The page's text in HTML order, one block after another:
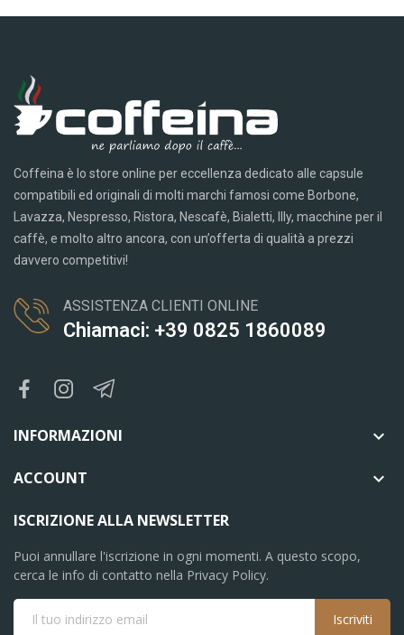
Coffeina è lo store online per eccellenza dedicato alle capsule
compatibili ed originali di molti marchi famosi come Borbone,
Lavazza, Nespresso, Ristora, Nescafè, Bialetti, Illy, macchine per il
caffè, e molto altro ancora, con un’offerta di qualità a prezzi
davvero competitivi!
ASSISTENZA CLIENTI ONLINE
Chiamaci: +39 0825 1860089
INFORMAZIONI 
ACCOUNT 
ISCRIZIONE ALLA NEWSLETTER
Puoi annullare l'iscrizione in ogni momenti. A questo scopo,
cerca le info di contatto nella Privacy Policy.
Iscriviti